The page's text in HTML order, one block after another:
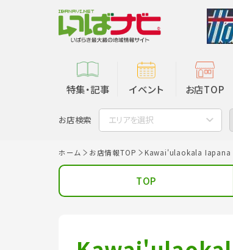
特集・記事 イベント お店TOP
お店検索 エリアを選択
ホーム お店情報TOP Kawai'ulaokala Iapana
TOP